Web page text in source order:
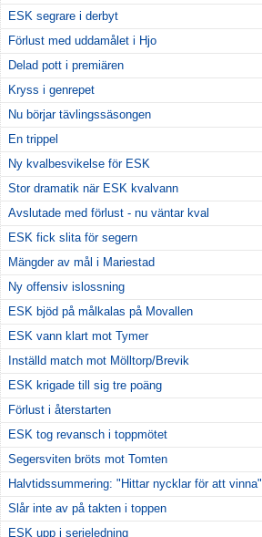
ESK segrare i derbyt
Förlust med uddamålet i Hjo
Delad pott i premiären
Kryss i genrepet
Nu börjar tävlingssäsongen
En trippel
Ny kvalbesvikelse för ESK
Stor dramatik när ESK kvalvann
Avslutade med förlust - nu väntar kval
ESK fick slita för segern
Mängder av mål i Mariestad
Ny offensiv islossning
ESK bjöd på målkalas på Movallen
ESK vann klart mot Tymer
Inställd match mot Mölltorp/Brevik
ESK krigade till sig tre poäng
Förlust i återstarten
ESK tog revansch i toppmötet
Segersviten bröts mot Tomten
Halvtidssummering: "Hittar nycklar för att vinna"
Slår inte av på takten i toppen
ESK upp i serieledning